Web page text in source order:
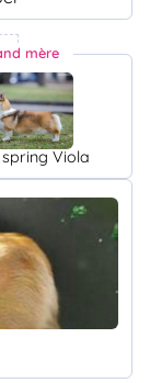
mère
spring Viola